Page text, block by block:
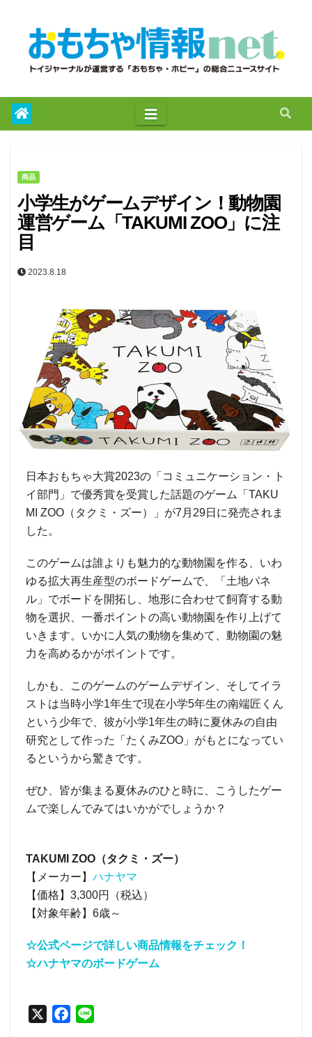
商品
小学生がゲームデザイン！動物園
運営ゲーム「TAKUMI ZOO」に注
目
2023.8.18
日本おもちゃ大賞2023の「コミュニケーション・ト
イ部門」で優秀賞を受賞した話題のゲーム「TAKU
MI ZOO（タクミ・ズー）」が7月29日に発売されま
した。
このゲームは誰よりも魅力的な動物園を作る、いわ
ゆる拡大再生産型のボードゲームで、「土地パネ
ル」でボードを開拓し、地形に合わせて飼育する動
物を選択、一番ポイントの高い動物園を作り上げて
いきます。いかに人気の動物を集めて、動物園の魅
力を高めるかがポイントです。
しかも、このゲームのゲームデザイン、そしてイラ
ストは当時小学1年生で現在小学5年生の南端匠くん
という少年で、彼が小学1年生の時に夏休みの自由
研究として作った「たくみZOO」がもとになってい
るというから驚きです。
ぜひ、皆が集まる夏休みのひと時に、こうしたゲー
ムで楽しんでみてはいかがでしょうか？
TAKUMI ZOO（タクミ・ズー）
【メーカー】 ハナヤマ
【価格】3,300円（税込）
【対象年齢】6歳～
☆公式ページで詳しい商品情報をチェック！
☆ハナヤマのボードゲーム